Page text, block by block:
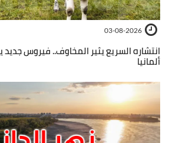
03-08-2026
انتشاره السريع يثير المخاوف.. فيروس جديد
ألمانيا